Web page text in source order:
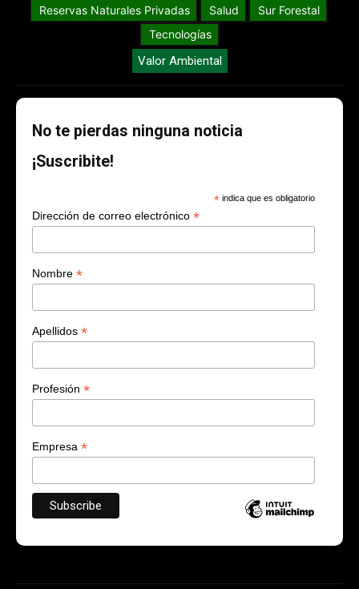
Reservas Naturales Privadas
Salud
Sur Forestal
Tecnologías
Valor Ambiental
No te pierdas ninguna noticia
¡Suscribite!
* indica que es obligatorio
Dirección de correo electrónico *
Nombre *
Apellidos *
Profesión *
Empresa *